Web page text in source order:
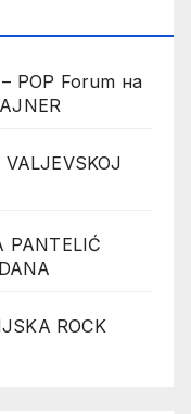
POP Forum на
PANTELIĆ
ROCK